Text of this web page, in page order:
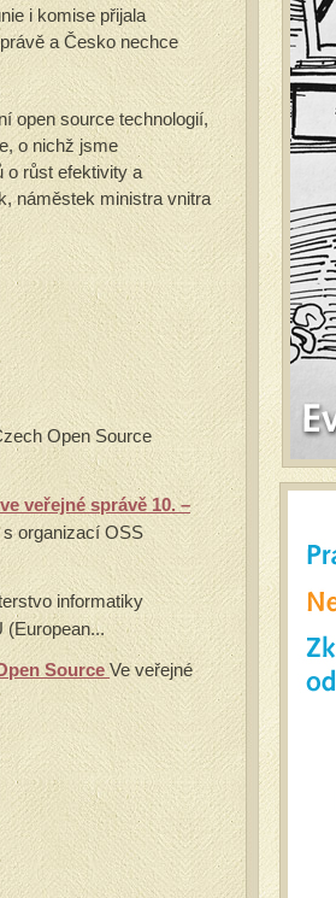
i komise přijala
a Česko nechce
open source technologií,
o nichž jsme
o růst efektivity a
náměstek ministra vnitra
Open Source
veřejné správě 10. –
organizací OSS
informatiky
(European...
SourceVe veřejné